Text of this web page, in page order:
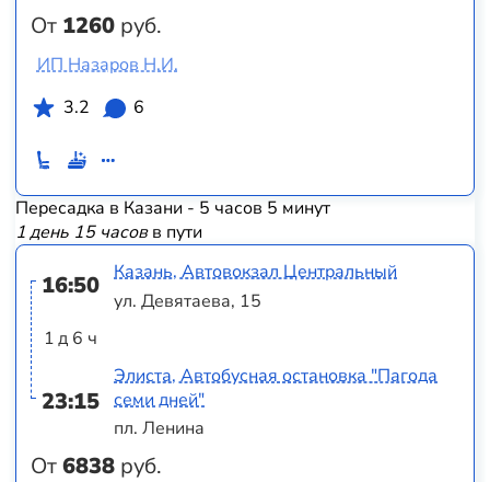
От 1260 руб.
ИП Назаров Н.И.
3.2
6
Пересадка в Казани - 5 часов 5 минут
1 день 15 часовв пути
16:50
1 д 6 ч
23:15
От6838 руб.
Казань, Автовокзал Центральный
ул. Девятаева, 15
Элиста, Автобусная остановка "Пагода
семи дней"
пл. Ленина